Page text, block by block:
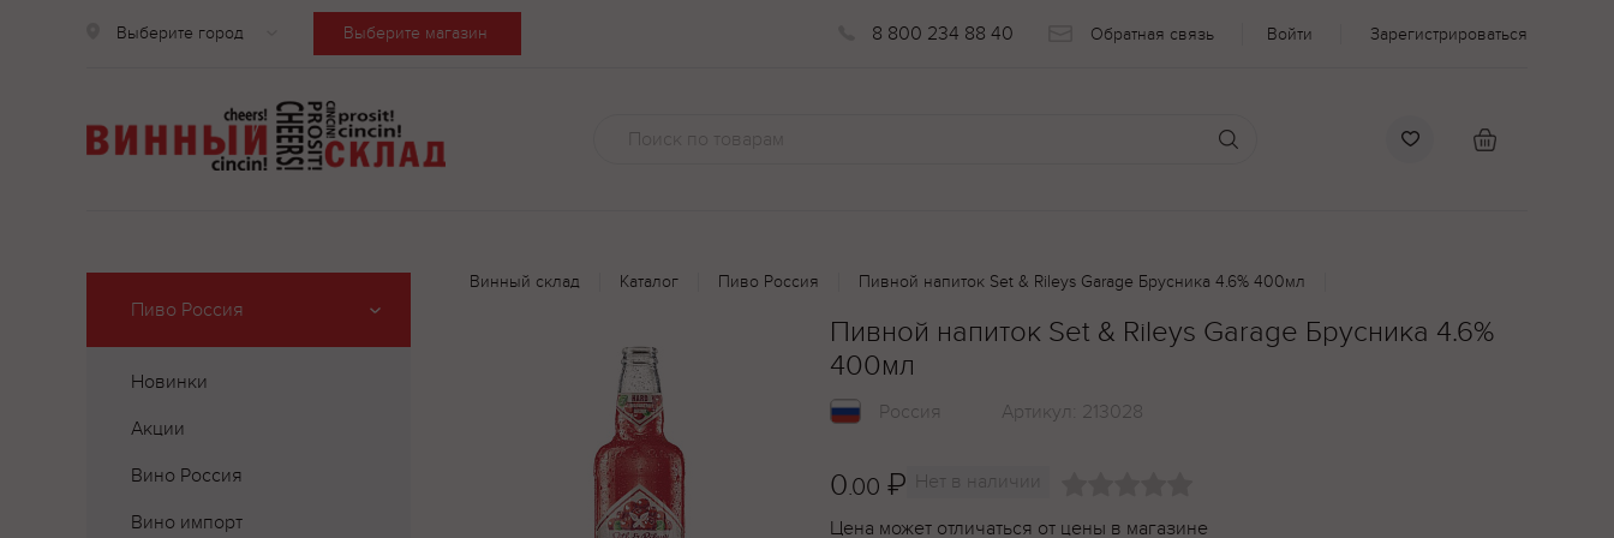
Выберите город Выберите магазин 8 800 234 88 40 Обратная связь Войти Зарегистрироваться
Пиво Россия
Новинки
Акции
Вино Россия
Вино импорт
Винный склад Каталог Пиво Россия Пивной напиток Set & Rileys Garage Брусника 4.6% 400мл
Пивной напиток Set & Rileys Garage Брусника 4.6%
400мл
Россия Артикул: 213028
0.00 ₽ Нет в наличии
Цена может отличаться от цены в магазине